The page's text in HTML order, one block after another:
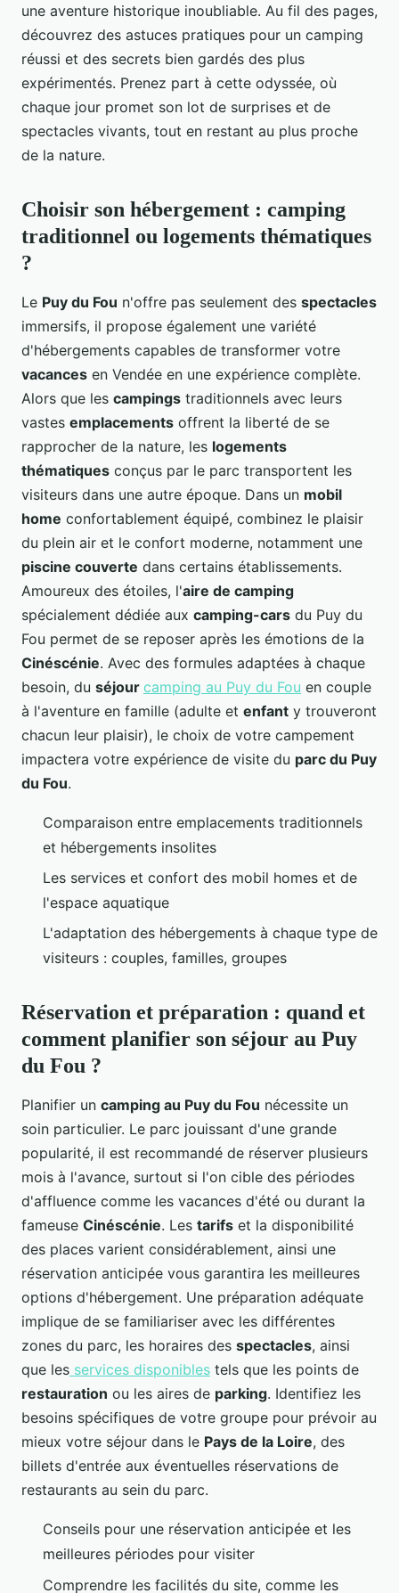
une aventure historique inoubliable. Au fil des pages,
découvrez des astuces pratiques pour un camping
réussi et des secrets bien gardés des plus
expérimentés. Prenez part à cette odyssée, où
chaque jour promet son lot de surprises et de
spectacles vivants, tout en restant au plus proche
de la nature.
Choisir son hébergement : camping
traditionnel ou logements thématiques
?
Le Puy du Fou n'offre pas seulement des spectacles
immersifs, il propose également une variété
d'hébergements capables de transformer votre
vacances en Vendée en une expérience complète.
Alors que les campings traditionnels avec leurs
vastes emplacements offrent la liberté de se
rapprocher de la nature, les logements
thématiques conçus par le parc transportent les
visiteurs dans une autre époque. Dans un mobil
home confortablement équipé, combinez le plaisir
du plein air et le confort moderne, notamment une
piscine couverte dans certains établissements.
Amoureux des étoiles, l'aire de camping
spécialement dédiée aux camping-cars du Puy du
Fou permet de se reposer après les émotions de la
Cinéscénie. Avec des formules adaptées à chaque
besoin, du séjour camping au Puy du Fou en couple
à l'aventure en famille (adulte et enfant y trouveront
chacun leur plaisir), le choix de votre campement
impactera votre expérience de visite du parc du Puy
du Fou.
Comparaison entre emplacements traditionnels
et hébergements insolites
Les services et confort des mobil homes et de
l'espace aquatique
L'adaptation des hébergements à chaque type de
visiteurs : couples, familles, groupes
Réservation et préparation : quand et
comment planifier son séjour au Puy
du Fou ?
Planifier un camping au Puy du Fou nécessite un
soin particulier. Le parc jouissant d'une grande
popularité, il est recommandé de réserver plusieurs
mois à l'avance, surtout si l'on cible des périodes
d'affluence comme les vacances d'été ou durant la
fameuse Cinéscénie. Les tarifs et la disponibilité
des places varient considérablement, ainsi une
réservation anticipée vous garantira les meilleures
options d'hébergement. Une préparation adéquate
implique de se familiariser avec les différentes
zones du parc, les horaires des spectacles, ainsi
que les services disponibles tels que les points de
restauration ou les aires de parking. Identifiez les
besoins spécifiques de votre groupe pour prévoir au
mieux votre séjour dans le Pays de la Loire, des
billets d'entrée aux éventuelles réservations de
restaurants au sein du parc.
Conseils pour une réservation anticipée et les
meilleures périodes pour visiter
Comprendre les facilités du site, comme les